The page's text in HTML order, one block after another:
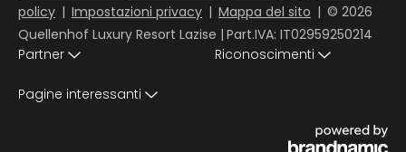
policy | Impostazioni privacy | Mappa del sito | © 2026
Quellenhof Luxury Resort Lazise | Part.IVA: IT02959250214
Partner
Riconoscimenti
Pagine interessanti